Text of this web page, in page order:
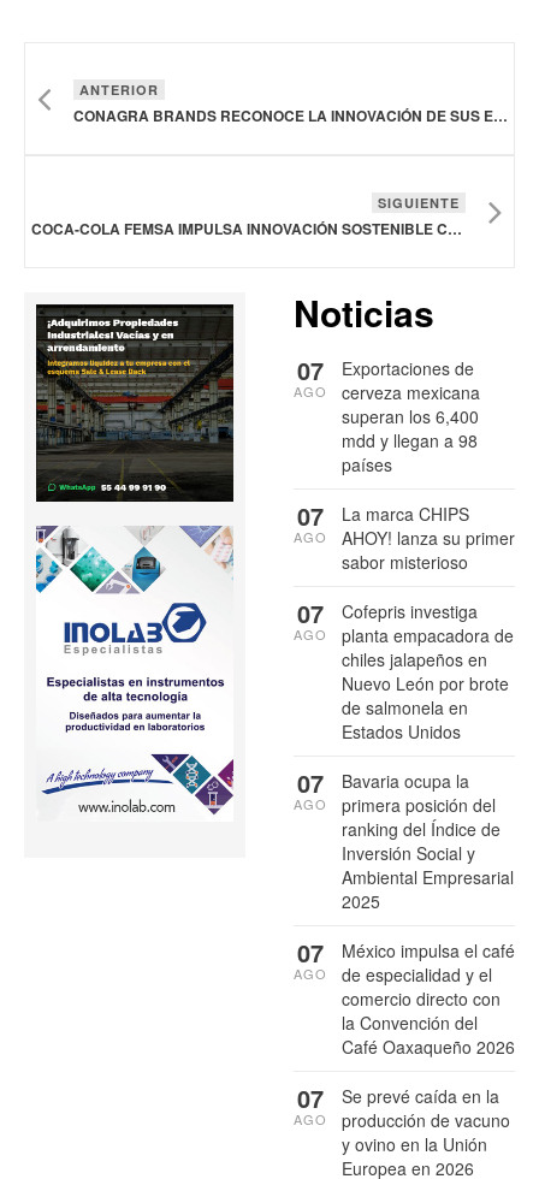
ANTERIOR
CONAGRA BRANDS RECONOCE LA INNOVACIÓN DE SUS EMPLEADOS CON SUS PREMIOS DE DESARROLLO SOSTENIBLE
SIGUIENTE
COCA-COLA FEMSA IMPULSA INNOVACIÓN SOSTENIBLE CON NUEVA PLANTA DE CO2 EN TOLUCA
Noticias
Exportaciones de
cerveza mexicana
superan los 6,400
mdd y llegan a 98
países
07
AGO
La marca CHIPS
AHOY! lanza su primer
sabor misterioso
07
AGO
Cofepris investiga
planta empacadora de
chiles jalapeños en
Nuevo León por brote
de salmonela en
Estados Unidos
07
AGO
Bavaria ocupa la
primera posición del
ranking del Índice de
Inversión Social y
Ambiental Empresarial
2025
07
AGO
México impulsa el café
de especialidad y el
comercio directo con
la Convención del
Café Oaxaqueño 2026
07
AGO
Se prevé caída en la
producción de vacuno
y ovino en la Unión
Europea en 2026
07
AGO